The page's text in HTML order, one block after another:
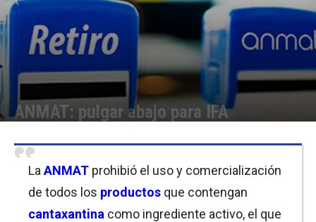
ANMAT: pulgar abajo para IFA
La ANMAT prohibió el uso y comercialización
de todos los productos que contengan
cantaxantina como ingrediente activo, el que